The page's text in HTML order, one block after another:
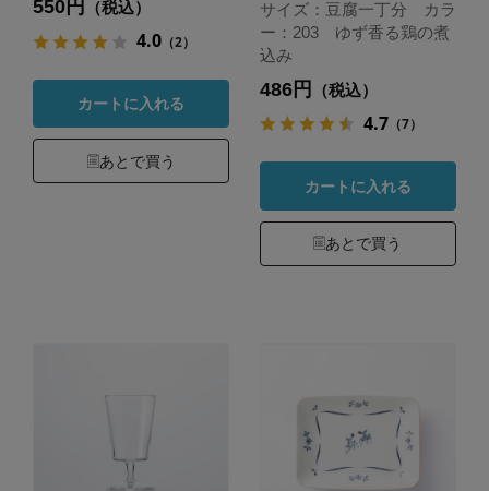
550円 （税込）
4.0（2）
カートに入れる
あとで買う
サイズ：豆腐一丁分 カラ
ー：203 ゆず香る鶏の煮
込み
486円 （税込）
4.7（7）
カートに入れる
あとで買う